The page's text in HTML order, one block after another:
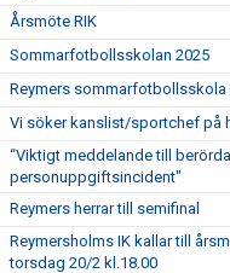
Årsmöte RIK
Sommarfotbollsskolan 2025
Reymers sommarfotbollsskola
Vi söker kanslist/sportchef på
“Viktigt meddelande till
personuppgiftsincident"
Reymers herrar till semifinal
Reymersholms IK kallar till
torsdag 20/2 kl.18.00